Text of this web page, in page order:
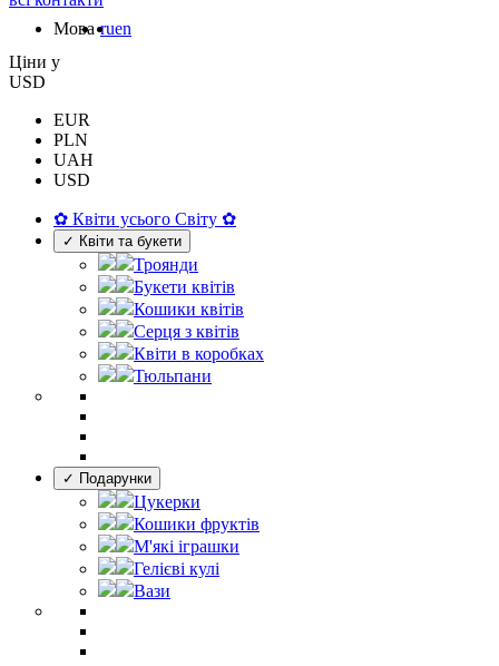
Мова ruen
Цiни у
USD
EUR
PLN
UAH
USD
✿ Квіти усього Світу ✿
✓ Квіти та букети
Троянди
Букети квітів
Кошики квітів
Серця з квітів
Квіти в коробках
Тюльпани
✓ Подарунки
Цукерки
Кошики фруктів
М'які іграшки
Гелієві кулі
Вази